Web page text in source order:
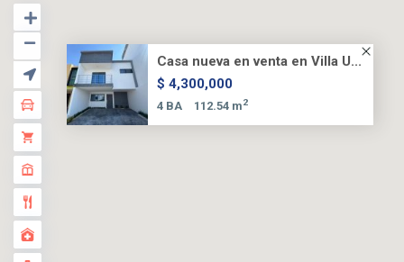
Casa nueva en venta en Villa U...
$ 4,300,000
4 BA 112.54 m2